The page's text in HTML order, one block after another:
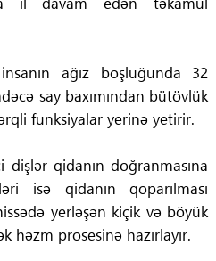
ağız boşluğunda 32
say baxımından bütövlük
funksiyalar yerinə yetirir.
dişlər qidanın doğranmasına
isə qidanın qoparılması
yerləşən kiçik və böyük
həzm prosesinə hazırlayır.